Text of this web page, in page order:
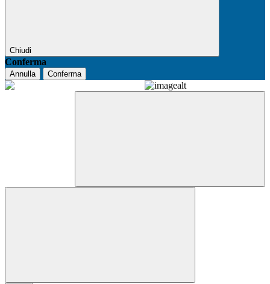
Chiudi
Conferma
Annulla Conferma